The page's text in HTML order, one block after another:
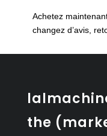
restauré
Achetez
changez d’avis,
the